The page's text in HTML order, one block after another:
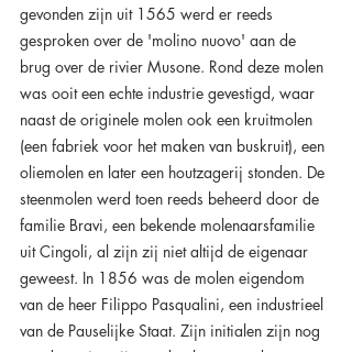
gevonden zijn uit 1565 werd er reeds
gesproken over de 'molino nuovo' aan de
brug over de rivier Musone. Rond deze molen
was ooit een echte industrie gevestigd, waar
naast de originele molen ook een kruitmolen
(een fabriek voor het maken van buskruit), een
oliemolen en later een houtzagerij stonden. De
steenmolen werd toen reeds beheerd door de
familie Bravi, een bekende molenaarsfamilie
uit Cingoli, al zijn zij niet altijd de eigenaar
geweest. In 1856 was de molen eigendom
van de heer Filippo Pasqualini, een industrieel
van de Pauselijke Staat. Zijn initialen zijn nog